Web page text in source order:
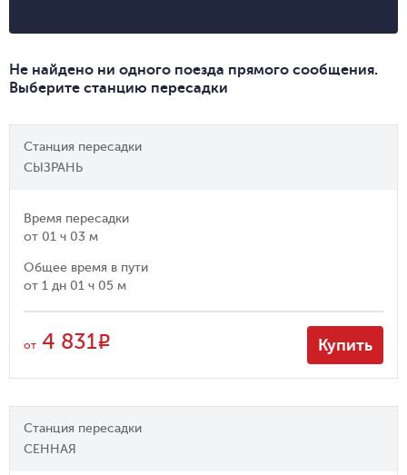
Не найдено ни одного поезда прямого сообщения.
Выберите станцию пересадки
Станция пересадки
СЫЗРАНЬ
Время пересадки
от 01 ч 03 м
Общее время в пути
от 1 дн 01 ч 05 м
от 4 831R Купить
Станция пересадки
СЕННАЯ